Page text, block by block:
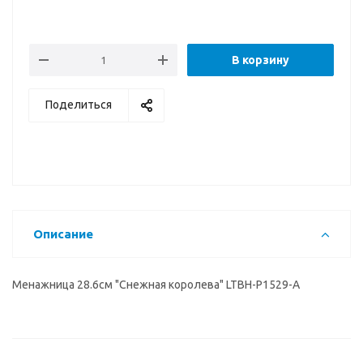
В корзину
Поделиться
Описание
Менажница 28.6см "Снежная королева" LTBH-P1529-A